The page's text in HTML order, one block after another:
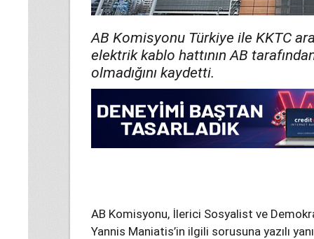
AB Komisyonu Türkiye ile KKTC
elektrik kablo hattının AB
olmadığını kaydetti.
AB Komisyonu, İlerici Sosyalist ve
Yannis Maniatis’in ilgili sorusuna yazılı